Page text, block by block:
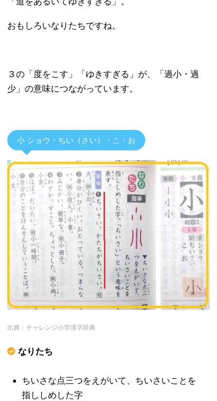
おもしろいなりたちですね。
３の「度をこす」「ゆきすぎる」が、「過小・過
少」の意味につながっています。
小 ショウ・ちい（さい）・こ・お
出典：チャレンジ小学漢字辞典
なりたち
ちいさな点三つをえがいて、ちいさいことを
指ししめした字